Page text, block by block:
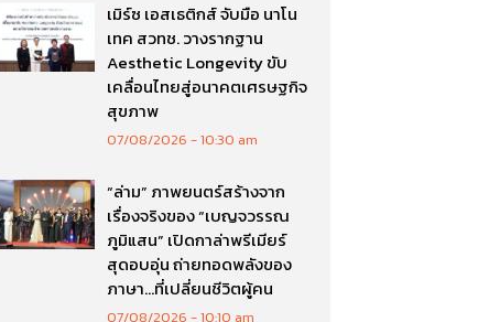
เมิร์ซ เอสเธติกส์ จับมือ นาโน
เทค สวทช. วางรากฐาน
Aesthetic Longevity ขับ
เคลื่อนไทยสู่อนาคตเศรษฐกิจ
สุขภาพ
07/08/2026 10:30 am
“ล่าม” ภาพยนตร์สร้างจาก
เรื่องจริงของ “เบญจวรรณ
ภูมิแสน” เปิดกาล่าพรีเมียร์
สุดอบอุ่น ถ่ายทอดพลังของ
ภาษา…ที่เปลี่ยนชีวิตผู้คน
07/08/2026 10:10 am